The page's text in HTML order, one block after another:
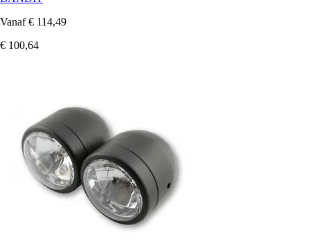
Vanaf € 114,49
€ 100,64